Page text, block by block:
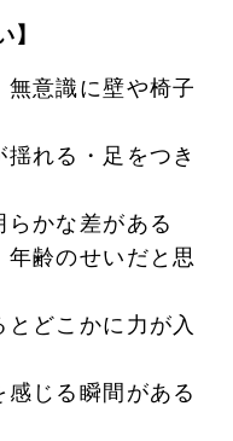
意識に壁や椅子
れる・足をつき
かな差がある
齢のせいだと思
どこかに力が入
じる瞬間がある